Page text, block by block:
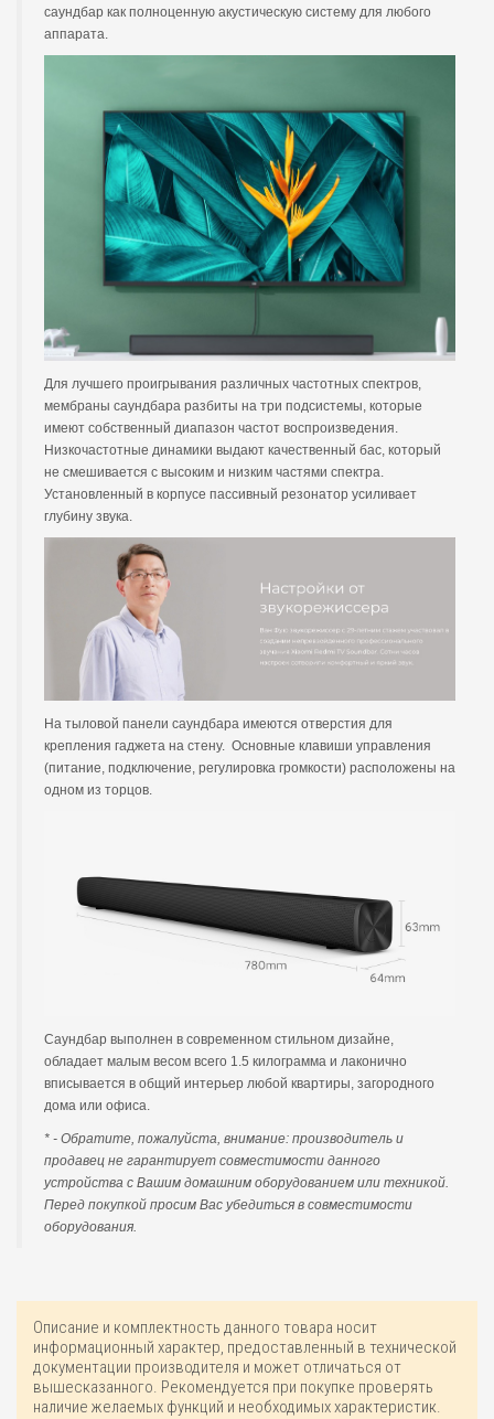
саундбар как полноценную акустическую систему для любого
аппарата.
Для лучшего проигрывания различных частотных спектров,
мембраны саундбара разбиты на три подсистемы, которые
имеют собственный диапазон частот воспроизведения.
Низкочастотные динамики выдают качественный бас, который
не смешивается с высоким и низким частями спектра.
Установленный в корпусе пассивный резонатор усиливает
глубину звука.
На тыловой панели саундбара имеются отверстия для
крепления гаджета на стену. Основные клавиши управления
(питание, подключение, регулировка громкости) расположены на
одном из торцов.
Саундбар выполнен в современном стильном дизайне,
обладает малым весом всего 1.5 килограмма и лаконично
вписывается в общий интерьер любой квартиры, загородного
дома или офиса.
* - Обратите, пожалуйста, внимание: производитель и
продавец не гарантирует совместимости данного
устройства с Вашим домашним оборудованием или техникой.
Перед покупкой просим Вас убедиться в совместимости
оборудования.
Описание и комплектность данного товара носит
информационный характер, предоставленный в технической
документации производителя и может отличаться от
вышесказанного. Рекомендуется при покупке проверять
наличие желаемых функций и необходимых характеристик.